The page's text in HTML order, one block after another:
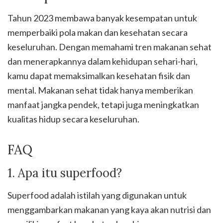
Tahun 2023 membawa banyak kesempatan untuk
memperbaiki pola makan dan kesehatan secara
keseluruhan. Dengan memahami tren makanan sehat
dan menerapkannya dalam kehidupan sehari-hari,
kamu dapat memaksimalkan kesehatan fisik dan
mental. Makanan sehat tidak hanya memberikan
manfaat jangka pendek, tetapi juga meningkatkan
kualitas hidup secara keseluruhan.
FAQ
1. Apa itu superfood?
Superfood adalah istilah yang digunakan untuk
menggambarkan makanan yang kaya akan nutrisi dan